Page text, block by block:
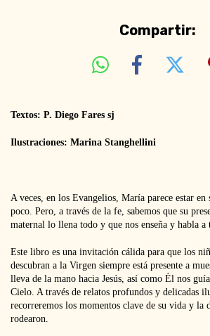
Compartir:
Textos: P. Diego Fares sj
Ilustraciones: Marina Stanghellini
A veces, en los Evangelios, María parece estar
poco. Pero, a través de la fe, sabemos que su
maternal lo llena todo y que nos enseña y habla a
Este libro es una invitación cálida para que los
descubran a la Virgen siempre está presente a
lleva de la mano hacia Jesús, así como Él nos
Cielo. A través de relatos profundos y delicadas
recorreremos los momentos clave de su vida y la
rodearon.